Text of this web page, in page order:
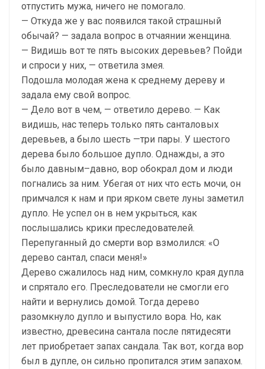
отпустить мужа, ничего не помогало.
— Откуда же у вас появился такой страшный
обычай? — задала вопрос в отчаянии женщина.
— Видишь вот те пять высоких деревьев? Пойди
и спроси у них, — ответила змея.
Подошла молодая жена к среднему дереву и
задала ему свой вопрос.
— Дело вот в чем, — ответило дерево. — Как
видишь, нас теперь только пять санталовых
деревьев, а было шесть —три пары. У шестого
дерева было большое дупло. Однажды, а это
было давным–давно, вор обокрал дом и люди
погнались за ним. Убегая от них что есть мочи, он
примчался к нам и при ярком свете луны заметил
дупло. Не успел он в нем укрыться, как
послышались крики преследователей.
Перепуганный до смерти вор взмолился: «О
дерево сантал, спаси меня!»
Дерево сжалилось над ним, сомкнуло края дупла
и спрятало его. Преследователи не смогли его
найти и вернулись домой. Тогда дерево
разомкнуло дупло и выпустило вора. Но, как
известно, древесина сантала после пятидесяти
лет приобретает запах сандала. Так вот, когда вор
был в дупле, он сильно пропитался этим запахом.